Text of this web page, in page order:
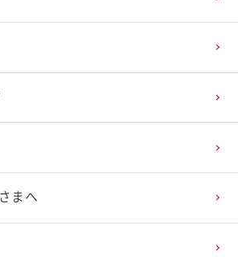
まへ